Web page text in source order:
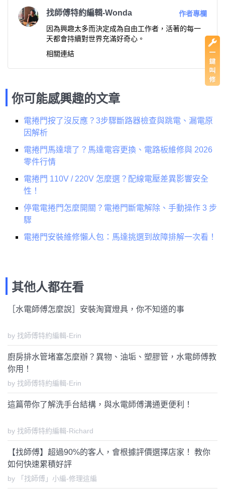
找師傅特約編輯-Wonda
作者專欄
因為興趣太多而決定成為自由工作者，活著的每一
天都會持續對世界充滿好奇心。
相關連結
你可能感興趣的文章
電捲門按了沒反應？3步驟斷路器檢查與跳電、漏電原
因解析
電捲門馬達壞了？馬達電容更換、電路板維修與 2026
零件行情
電捲門 110V / 220V 怎麼選？配線電壓差異影響安全
性！
停電電捲門怎麼開關？電捲門斷電解除、手動操作 3 步
驟
電捲門安裝維修懶人包：馬達挑選到故障排解一次看！
其他人都在看
［水電師傅怎麼說］安裝淘寶燈具，你不知道的事
by 找師傅特約編輯-Erin
廚房排水管堵塞怎麼辦？異物、油垢、塑膠管，水電師傅教
你用！
by 找師傅特約編輯-Erin
這篇帶你了解洗手台結構，與水電師傅溝通更便利！
by 找師傅特約編輯-Richard
【找師傅】超過90%的客人，會根據評價選擇店家！ 教你
如何快速累積好評
by 「找師傅」小編-修理這編